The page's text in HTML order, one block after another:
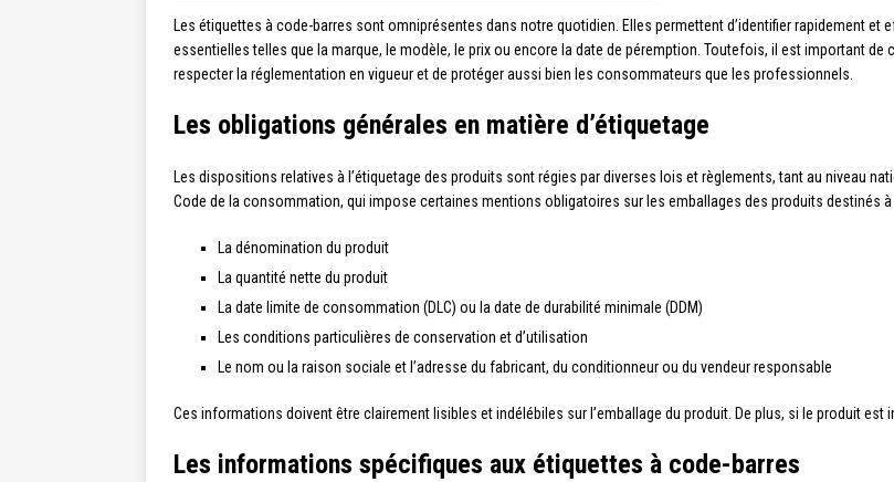
Les étiquettes à code-barres sont omniprésentes dans notre quotidien. Elles permettent d’identifier rapidement
essentielles telles que la marque, le modèle, le prix ou encore la date de péremption. Toutefois, il est important de
respecter la réglementation en vigueur et de protéger aussi bien les consommateurs que les professionnels.
Les obligations générales en matière d’étiquetage
Les dispositions relatives à l’étiquetage des produits sont régies par diverses lois et règlements, tant au niveau
Code de la consommation, qui impose certaines mentions obligatoires sur les emballages des produits destinés
La dénomination du produit
La quantité nette du produit
La date limite de consommation (DLC) ou la date de durabilité minimale (DDM)
Les conditions particulières de conservation et d’utilisation
Le nom ou la raison sociale et l’adresse du fabricant, du conditionneur ou du vendeur responsable
Ces informations doivent être clairement lisibles et indélébiles sur l’emballage du produit. De plus, si le produit est
Les informations spécifiques aux étiquettes à code-barres